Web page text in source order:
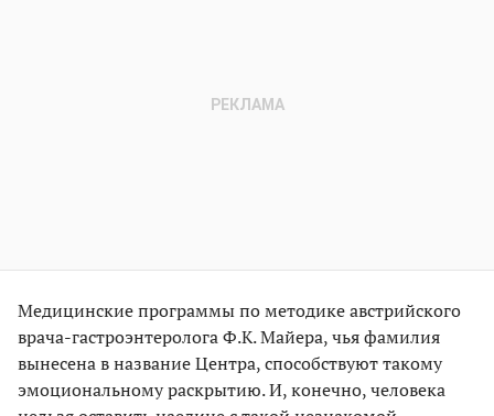
Медицинские программы по методике австрийского
врача-гастроэнтеролога Ф.К. Майера, чья фамилия
вынесена в название Центра, способствуют такому
эмоциональному раскрытию. И, конечно, человека